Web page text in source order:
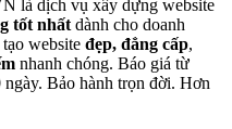
là dịch vụ xây dựng website
tốt nhất dành cho doanh
website đẹp, đẳng cấp,
nhanh chóng. Báo giá từ
Bảo hành trọn đời. Hơn